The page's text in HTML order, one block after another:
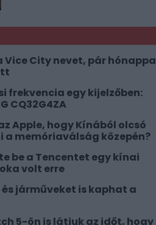
Vice City nevet, pár
frekvencia egy kijelzőben:
CQ32G4ZA
Apple, hogy Kínából olcsó
a memóriaválság közepén?
be a Tencentet egy kínai
volt erre
járműveket is kaphat a
5-ön is látjuk az időt, hogy